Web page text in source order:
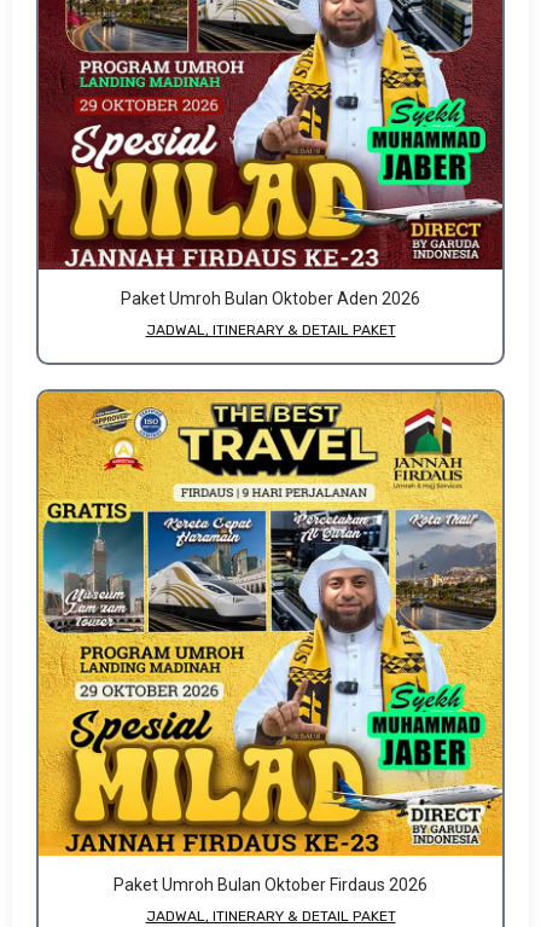
Paket Umroh Bulan Oktober Aden 2026
JADWAL, ITINERARY & DETAIL PAKET
Paket Umroh Bulan Oktober Firdaus 2026
JADWAL, ITINERARY & DETAIL PAKET